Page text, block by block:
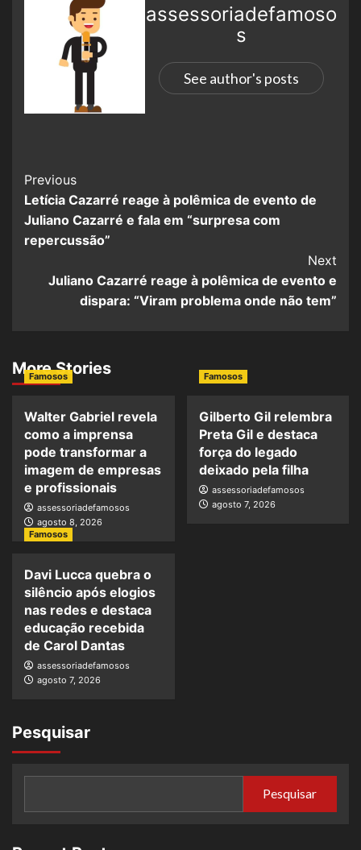
assessoriadefamoso
s
See author's posts
Previous
Letícia Cazarré reage à polêmica de evento de
Juliano Cazarré e fala em “surpresa com
repercussão”
Next
Juliano Cazarré reage à polêmica de evento e
dispara: “Viram problema onde não tem”
More Stories
Famosos
Walter Gabriel revela
como a imprensa
pode transformar a
imagem de empresas
e profissionais
assessoriadefamosos
agosto 8, 2026
Famosos
Gilberto Gil relembra
Preta Gil e destaca
força do legado
deixado pela filha
assessoriadefamosos
agosto 7, 2026
Famosos
Davi Lucca quebra o
silêncio após elogios
nas redes e destaca
educação recebida
de Carol Dantas
assessoriadefamosos
agosto 7, 2026
Pesquisar
Pesquisar